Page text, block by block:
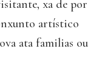
xa de por
artístico
ata familias ou